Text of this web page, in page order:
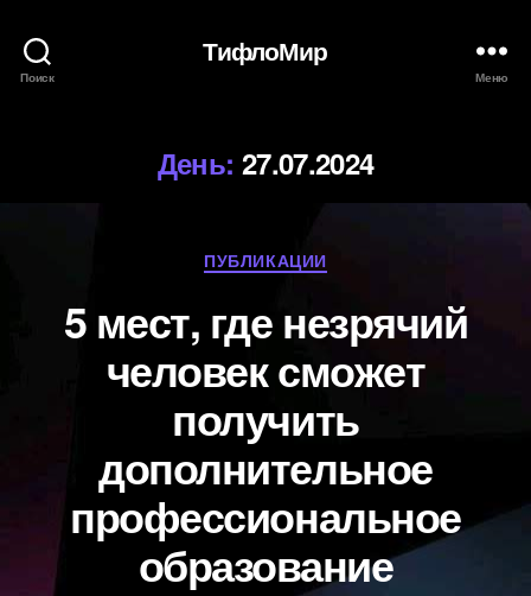
Поиск
ТифлоМир
Меню
День: 27.07.2024
Рубрики
ПУБЛИКАЦИИ
5 мест, где незрячий
человек сможет
получить
дополнительное
профессиональное
образование